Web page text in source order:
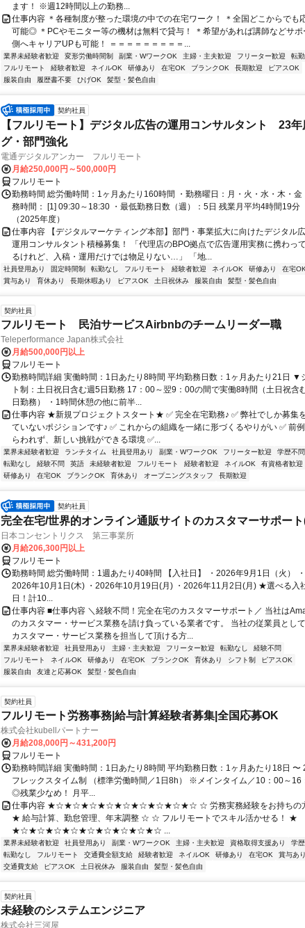
ます！ ※週12時間以上の勤務...
仕事内容 ＊各種制度が整った環境の中での在宅ワーク！ ＊全国どこからでも
可能◎ ＊PCやモニター等の機材は無料で貸与！ ＊希望があれば講師などサポ
側へキャリアUPも可能！ ＝＝＝＝＝＝＝＝＝...
業界未経験者歓迎 変形労働時間制 副業・WワークOK 主婦・主夫歓迎 フリーター歓迎
転勤
フルリモート
経験者歓迎 ネイルOK 研修あり 在宅OK ブランクOK 長期歓迎
ピアスOK
服装自由
履歴書不要 ひげOK 髪型・髪色自由
契約社員
【フルリモート】デジタル広告の運用コンサルタント 23
グ・部門強化
電通デジタルアンカー フルリモート
月給250,000円～500,000円
フルリモート
勤務時間 総労働時間：1ヶ月あたり160時間 ・勤務曜日：月・火・水・木・金
務時間： [1] 09:30～18:30 ・最低勤務日数（週）：5日 残業月平均4時間19分
（2025年度）
仕事内容 【デジタルマーケティング本部】部門・事業拡大に向けたデジタル
運用コンサルタント積極募集！ 「代理店のBPO拠点で広告運用実務に携わっ
るけれど、入稿・運用だけでは物足りない…」 「地...
社員登用あり 固定時間制 転勤なし フルリモート 経験者歓迎 ネイルOK 研修あり
在宅OK
賞与あり
育休あり 長期休暇あり ピアスOK 土日祝休み 服装自由 髪型・髪色自由
契約社員
フルリモート 民泊サービスAirbnbのチームリーダー職
Teleperformance Japan株式会社
月給500,000円以上
フルリモート
勤務時間詳細 実働時間：1日あたり8時間 平均勤務日数：1ヶ月あたり21日 ▼
ト制：土日祝日含む週5日勤務 17：00～翌9：00の間で実働8時間（土日祝含
日勤務） ・1時間休憩の他に前半...
仕事内容 ★新規プロジェクトスタート★ ✅ 完全在宅勤務♪ ✅ 弊社でしか募集
ていないポジションです♪ ✅ これからの組織を一緒に形づくるやりがい ✅ 前例
らわれず、新しい挑戦ができる環境 ✅...
業界未経験者歓迎 ランチタイム 社員登用あり 副業・WワークOK フリーター歓迎
学歴不問
転勤なし
経験不問 英語 未経験者歓迎 フルリモート 経験者歓迎 ネイルOK
有資格者歓迎
研修あり
在宅OK ブランクOK 育休あり オープニングスタッフ 長期歓迎
契約社員
完全在宅/世界的オンライン通販サイトのカスタマーサポー
日本コンセントリクス 第三事業所
月給206,300円以上
フルリモート
勤務時間 総労働時間：1週あたり40時間 【入社日】 ・2026年9月1日（火） ・
2026年10月1日(木) ・2026年10月19日(月) ・2026年11月2日(月) ★選べる入
日！計10...
仕事内容 ■仕事内容 ＼経験不問！完全在宅のカスタマーサポート／ 当社は
のカスタマー・サービス業務を請け負っている業者です。 当社の従業員として
カスタマー・サービス業務を担当して頂ける方...
業界未経験者歓迎 社員登用あり 主婦・主夫歓迎 フリーター歓迎 転勤なし
経験不問
フルリモート
ネイルOK 研修あり 在宅OK ブランクOK 育休あり シフト制
ピアスOK
服装自由
友達と応募OK 髪型・髪色自由
契約社員
フルリモート労務事務|給与計算経験者募集|全国応募OK
株式会社kubellパートナー
月給208,000円～431,200円
フルリモート
勤務時間詳細 実働時間：1日あたり8時間 平均勤務日数：1ヶ月あたり18日 〜
フレックスタイム制 （標準労働時間／1日8h） ※メインタイム／10：00～16
◎残業少なめ！ 月平...
仕事内容 ★☆★☆★☆★☆★☆★☆★☆★☆★☆ ☆ 労務実務経験をお持ちの
★ 給与計算、勤怠管理、年末調整 ☆ ☆ フルリモートでスキル活かせる！ ★
★☆★☆★☆★☆★☆★☆★☆★☆★☆ ...
業界未経験者歓迎 社員登用あり 副業・WワークOK 主婦・主夫歓迎 資格取得支援あり
学
転勤なし
フルリモート 交通費全額支給 経験者歓迎 ネイルOK 研修あり 在宅OK
賞与あり
交通費支給
ピアスOK 土日祝休み 服装自由 髪型・髪色自由
契約社員
未経験のシステムエンジニア
株式会社三河屋